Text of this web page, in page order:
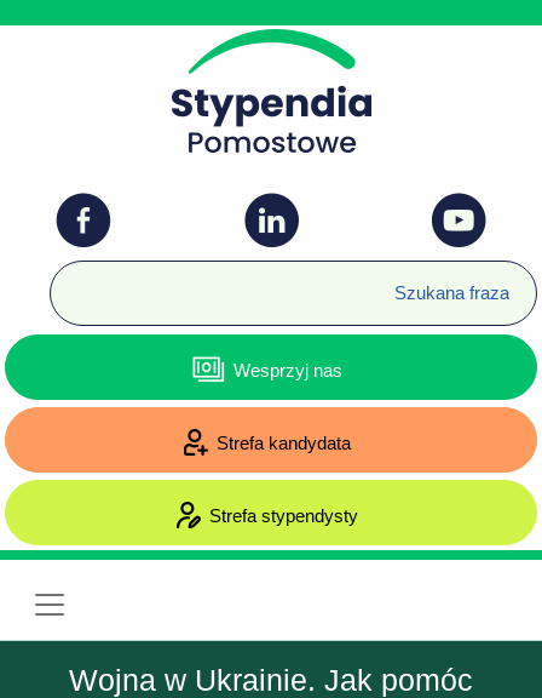
Wesprzyj nas
Strefa kandydata
Strefa stypendysty
Wojna w Ukrainie. Jak pomóc